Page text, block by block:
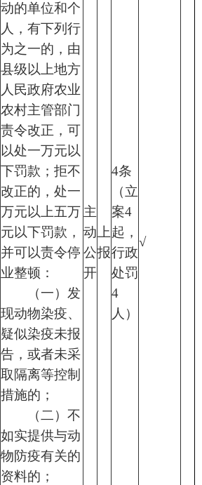
动的单位和个
人，有下列行
为之一的，由
县级以上地方
人民政府农业
农村主管部门
责令改正，可
以处一万元以
下罚款；拒不
改正的，处一
万元以上五万
元以下罚款，
并可以责令停
业整顿：
（一）发
现动物染疫、
疑似染疫未报
告，或者未采
取隔离等控制
措施的；
（二）不
如实提供与动
物防疫有关的
资料的；
主
动
公
开
上
报
4条
（立
案4
起，
行政
处罚
4
人）
√